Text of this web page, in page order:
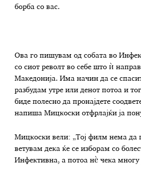
борба со вас.
Ова го пишувам од собата во
со сиот револт во себе што ѝ
Македонија. Има начин да се
разбудам утре или денот потоа и
биде полесно да пронајдете
напиша Мицкоски отфрлајќи ја
Мицкоски вели: „Тој филм нема да
ветувам дека ќе се изборам со
Инфективна, а потоа нѐ чека многу